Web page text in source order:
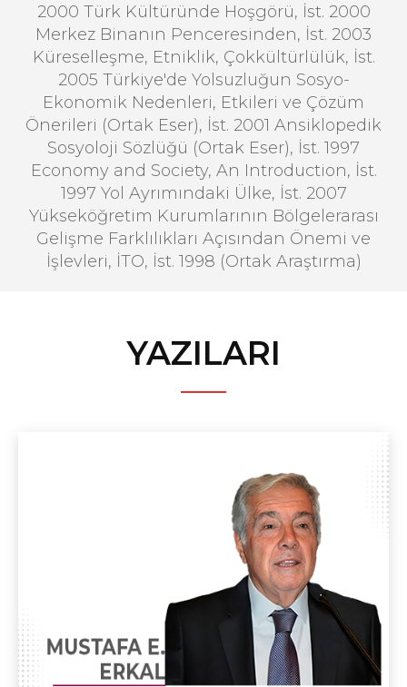
2000 Türk Kültüründe Hoşgörü, İst. 2000
Merkez Binanın Penceresinden, İst. 2003
Küreselleşme, Etniklik, Çokkültürlülük, İst.
2005 Türkiye'de Yolsuzluğun Sosyo-
Ekonomik Nedenleri, Etkileri ve Çözüm
Önerileri (Ortak Eser), İst. 2001 Ansiklopedik
Sosyoloji Sözlüğü (Ortak Eser), İst. 1997
Economy and Society, An Introduction, İst.
1997 Yol Ayrımındaki Ülke, İst. 2007
Yükseköğretim Kurumlarının Bölgelerarası
Gelişme Farklılıkları Açısından Önemi ve
İşlevleri, İTO, İst. 1998 (Ortak Araştırma)
YAZILARI